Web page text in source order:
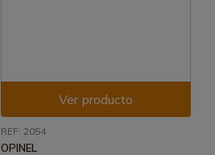
Ver producto
REF: 2054
OPINEL